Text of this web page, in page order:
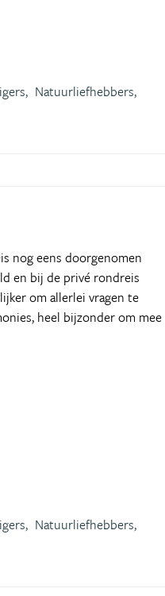
Natuurliefhebbers,
nog eens doorgenomen
en bij de privé rondreis
om allerlei vragen te
heel bijzonder om mee
Natuurliefhebbers,